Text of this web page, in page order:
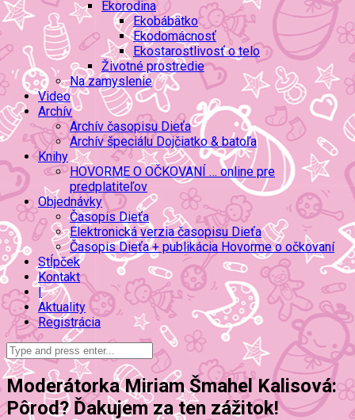
Ekorodina
Ekobábätko
Ekodomácnosť
Ekostarostlivosť o telo
Životné prostredie
Na zamyslenie
Video
Archív
Archív časopisu Dieťa
Archív špeciálu Dojčiatko & batoľa
Knihy
HOVORME O OČKOVANÍ … online pre
predplatiteľov
Objednávky
Časopis Dieťa
Elektronická verzia časopisu Dieťa
Časopis Dieťa + publikácia Hovorme o očkovaní
Stĺpček
Kontakt
|
Aktuality
Registrácia
Moderátorka Miriam Šmahel Kalisová:
Pôrod? Ďakujem za ten zážitok!